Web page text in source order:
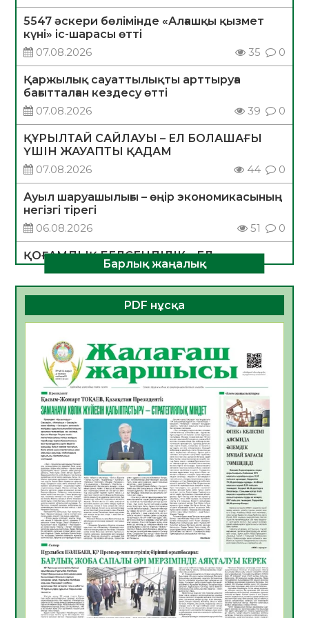
5547 әскери бөлімінде «Алғашқы қызмет
күні» іс-шарасы өтті
07.08.2026
35 0
Қаржылық сауаттылықты арттыруға
бағытталған кездесу өтті
07.08.2026
39 0
ҚҰРЫЛТАЙ САЙЛАУЫ – ЕЛ БОЛАШАҒЫ
ҮШІН ЖАУАПТЫ ҚАДАМ
07.08.2026
44 0
Ауыл шаруашылығы – өңір экономикасының
негізгі тірегі
06.08.2026
51 0
ҚОҒАМДЫҚ БЕЛСЕНДІЛІК – ЕЛ
ДАМУЫНЫҢ НЕГІЗІ
06.08.2026
49 0
ҚҰРЫЛТАЙ САЙЛАУЫ – БОЛАШАҚҚА
БАСТАР ЖАУАПТЫ ТАҢДАУ
06.08.2026
Инфекциялық ауруларға қарсы иммундау
жұмыстарының тиімділігі
06.08.2026
53
Көкжөтел ауруы туралы
06.08.2026
51
АПВ вакцинасы туралы мәлімет
06.08.2026
49
Open Air: Қызылорда облысы полиция
департаменті 20 мыңнан астам
көрерменнің қауіпсіздігін қамтамасыз етті
06.08.2026
62
ҚЫЗЫЛОРДАДА «САНАЛЫ ҰРПАҚ –
ЖАРҚЫН БОЛАШАҚ» АТТЫ КЕҢЕЙТІЛГЕН
Барлық жаңалық
PDF нұсқа